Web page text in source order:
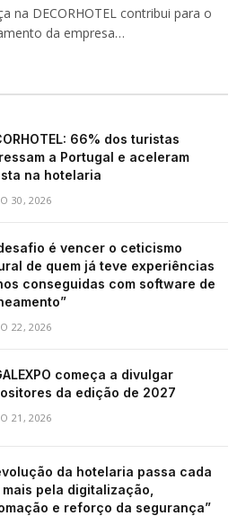
na DECORHOTEL contribui para o
da empresa…
66% dos turistas
a Portugal e aceleram
na hotelaria
30, 2026
é vencer o ceticismo
de quem já teve experiências
conseguidas com software de
22, 2026
começa a divulgar
da edição de 2027
21, 2026
da hotelaria passa cada
pela digitalização,
e reforço da segurança”